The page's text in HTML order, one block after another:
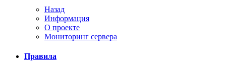
Назад
Информация
О проекте
Мониторинг сервера
Правила